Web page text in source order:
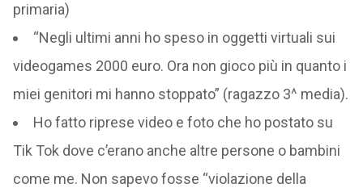
primaria)
“Negli ultimi anni ho speso in oggetti virtuali sui
videogames 2000 euro. Ora non gioco più in quanto i
miei genitori mi hanno stoppato” (ragazzo 3^ media).
Ho fatto riprese video e foto che ho postato su
Tik Tok dove c’erano anche altre persone o bambini
come me. Non sapevo fosse “violazione della